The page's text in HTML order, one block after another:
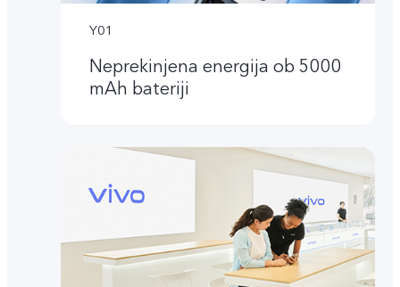
Y01
Neprekinjena energija ob 5000
mAh bateriji